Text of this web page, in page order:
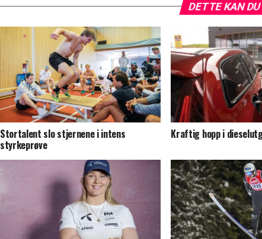
DETTE KAN
Stortalent slo stjernene i intens
styrkeprøve
Kraftig hopp i